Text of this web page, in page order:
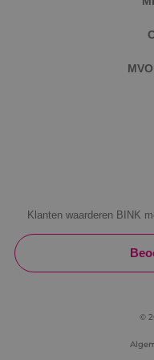
Klanten waarderen BINK
©